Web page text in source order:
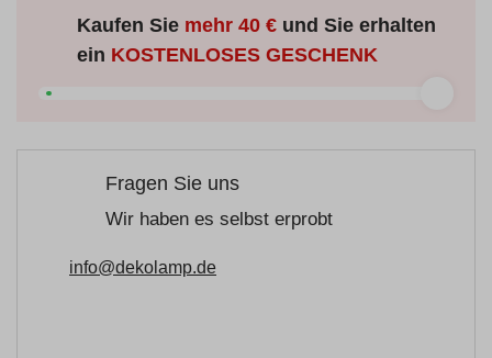
Kaufen Sie mehr40 €und Sie erhalten
ein KOSTENLOSES GESCHENK
Fragen Sie uns
Wir haben es selbst erprobt
info@dekolamp.de